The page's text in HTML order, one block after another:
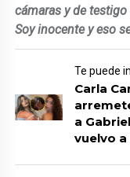
cámaras y de
Soy inocente y eso
Te puede
Carla
a
vuelvo